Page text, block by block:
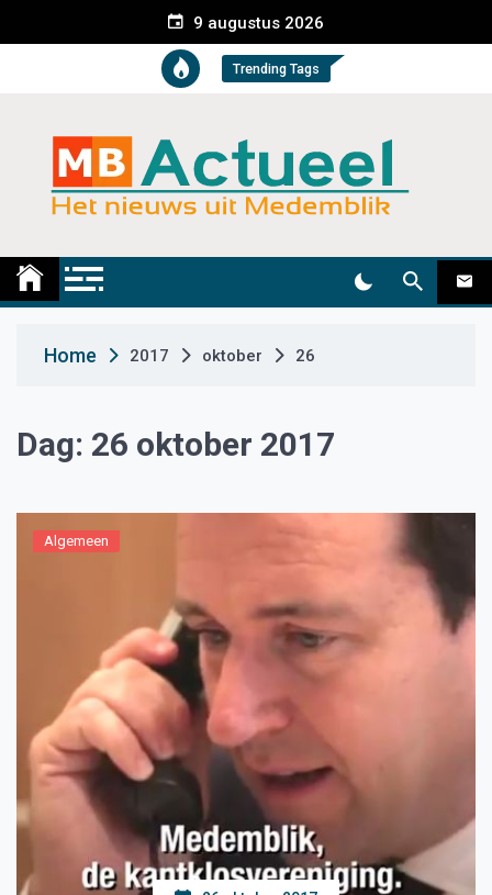
e
t
9 augustus 2026
Trending Tags
Medemblik Actueel
Home 2017 oktober 26
Dag: 26 oktober 2017
Algemeen